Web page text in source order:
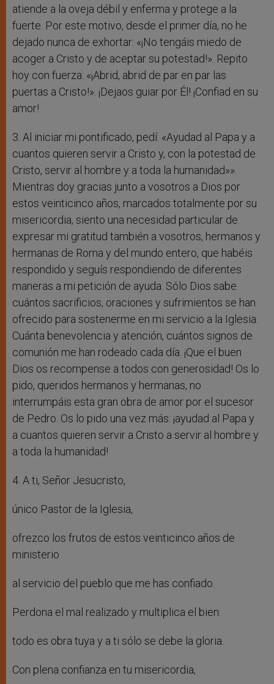
atiende a la oveja débil y enferma y protege a la
fuerte. Por este motivo, desde el primer día, no he
dejado nunca de exhortar: «¡No tengáis miedo de
acoger a Cristo y de aceptar su potestad!». Repito
hoy con fuerza: «¡Abrid, abrid de par en par las
puertas a Cristo!». ¡Dejaos guiar por Él! ¡Confiad en su
amor!.
3. Al iniciar mi pontificado, pedí: «Ayudad al Papa y a
cuantos quieren servir a Cristo y, con la potestad de
Cristo, servir al hombre y a toda la humanidad»».
Mientras doy gracias junto a vosotros a Dios por
estos veinticinco años, marcados totalmente por su
misericordia, siento una necesidad particular de
expresar mi gratitud también a vosotros, hermanos y
hermanas de Roma y del mundo entero, que habéis
respondido y seguís respondiendo de diferentes
maneras a mi petición de ayuda. Sólo Dios sabe
cuántos sacrificios, oraciones y sufrimientos se han
ofrecido para sostenerme en mi servicio a la Iglesia.
Cuánta benevolencia y atención, cuántos signos de
comunión me han rodeado cada día. ¡Que el buen
Dios os recompense a todos con generosidad! Os lo
pido, queridos hermanos y hermanas, no
interrumpáis esta gran obra de amor por el sucesor
de Pedro. Os lo pido una vez más: ¡ayudad al Papa y
a cuantos quieren servir a Cristo a servir al hombre y
a toda la humanidad!
4. A ti, Señor Jesucristo,
único Pastor de la Iglesia,
ofrezco los frutos de estos veinticinco años de
ministerio
al servicio del pueblo que me has confiado.
Perdona el mal realizado y multiplica el bien:
todo es obra tuya y a ti sólo se debe la gloria.
Con plena confianza en tu misericordia,